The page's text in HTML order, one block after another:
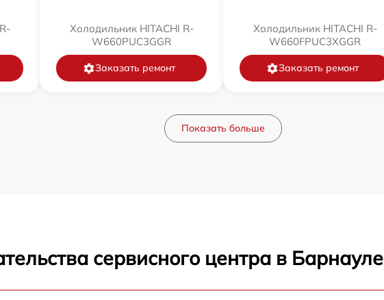
Холодильник HITACHI R-
W660PUC3GGR
Заказать ремонт
Холодильник HITACHI R-
W660FPUC3XGGR
Заказать ремонт
Показать больше
сервисного центра в Барнауле